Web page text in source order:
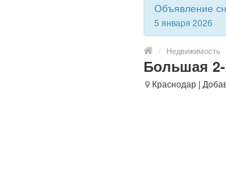
Объявление
5 января 2026
/ Недвижимость
Большая 2-
Краснодар |